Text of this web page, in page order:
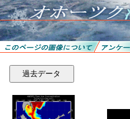
過去データ